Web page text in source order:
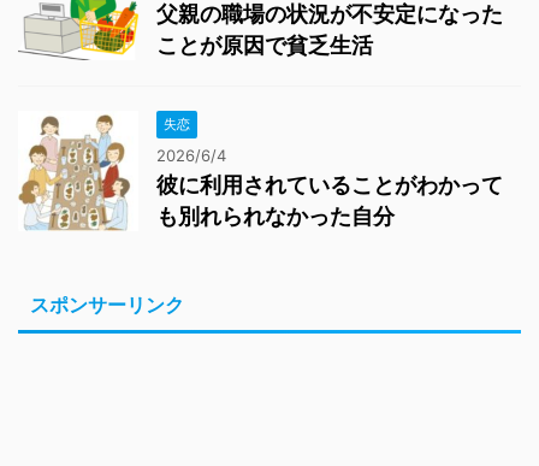
父親の職場の状況が不安定になった
ことが原因で貧乏生活
失恋
2026/6/4
彼に利用されていることがわかって
も別れられなかった自分
スポンサーリンク